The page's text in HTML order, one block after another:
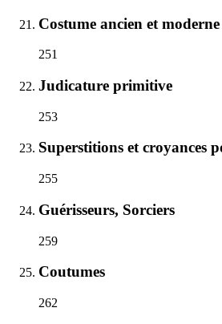
Costume ancien et moderne
251
Judicature primitive
253
Superstitions et croyances
255
Guérisseurs, Sorciers
259
Coutumes
262